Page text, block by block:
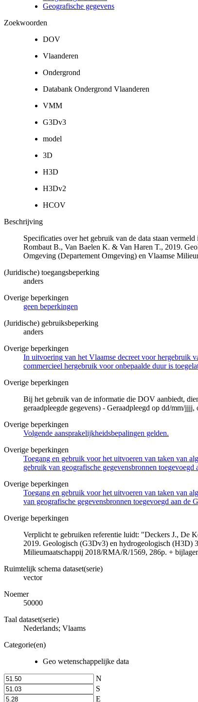
Geografische gegevens
Zoekwoorden
DOV
Vlaanderen
Ondergrond
Databank Ondergrond Vlaanderen
VMM
G3Dv3
model
3D
H3D
H3Dv2
HCOV
Beschrijving
Specificaties over het gebruik van de data staan
Rombaut B., Van Baelen K. & Van Haren T., 2019.
Omgeving (Departement Omgeving) en Vlaamse
(Juridische) toegangsbeperking
anders
Overige beperkingen
geen beperkingen
(Juridische) gebruiksbeperking
anders
Overige beperkingen
In uitvoering van het Vlaamse decreet voor hergebruik
commercieel hergebruik voor onbepaalde duur is
Overige beperkingen
Bij het gebruik van de informatie die DOV aanbiedt,
geraadpleegde gegevens) - Geraadpleegd op dd/mm/jjjj,
Overige beperkingen
Volgende aansprakelijkheidsbepalingen gelden.
Overige beperkingen
Toegang en gebruik voor het uitvoeren van taken van
gebruik van geografische gegevensbronnen
Overige beperkingen
Toegang en gebruik voor het uitvoeren van taken van
van geografische gegevensbronnen toegevoegd aan
Overige beperkingen
Verplicht te gebruiken referentie luidt: "Deckers J., De
2019. Geologisch (G3Dv3) en hydrogeologisch (H3D)
Milieumaatschappij 2018/RMA/R/1569, 286p. +
Ruimtelijk schema dataset(serie)
vector
Noemer
50000
Taal dataset(serie)
Nederlands; Vlaams
Categorie(en)
Geo wetenschappelijke data
N
S
E